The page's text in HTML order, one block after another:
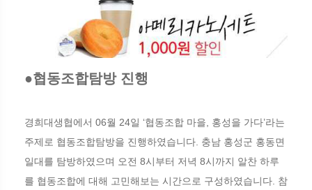
●협동조합탐방 진행
경희대생협에서 06월 24일 ‘협동조합 마을, 홍성을 가다’라는
주제로 협동조합탐방을 진행하였습니다. 충남 홍성군 홍동면
일대를 탐방하였으며 오전 8시부터 저녁 8시까지 알찬 하루
를 협동조합에 대해 고민해보는 시간으로 구성하였습니다. 참